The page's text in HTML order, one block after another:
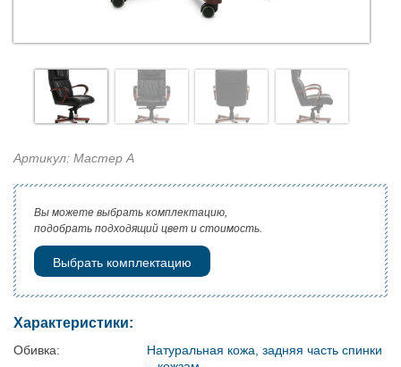
Артикул: Мастер А
Вы можете выбрать комплектацию,
подобрать подходящий цвет и стоимость.
Выбрать комплектацию
Характеристики:
Обивка:
Натуральная кожа, задняя часть спинки